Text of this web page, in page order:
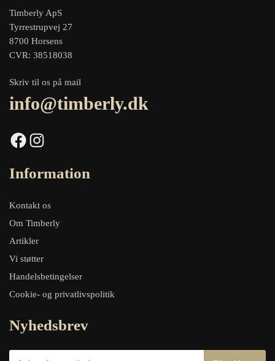
Timberly ApS
Tyrrestrupvej 27
8700 Horsens
CVR: 38518038
Skriv til os på mail
info@timberly.dk
Facebook Instagram
Information
Kontakt os
Om Timberly
Artikler
Vi støtter
Handelsbetingelser
Cookie- og privatlivspolitik
Nyhedsbrev